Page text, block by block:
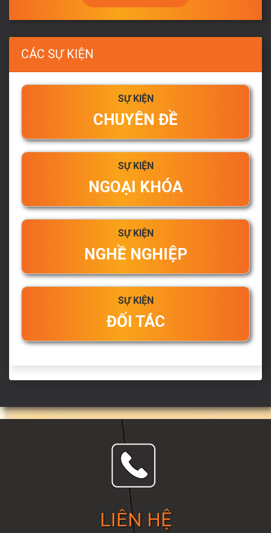
CÁC SỰ KIỆN
SỰ KIỆN
CHUYÊN ĐỀ
SỰ KIỆN
NGOẠI KHÓA
SỰ KIỆN
NGHỀ NGHIỆP
SỰ KIỆN
ĐỐI TÁC
LIÊN HỆ